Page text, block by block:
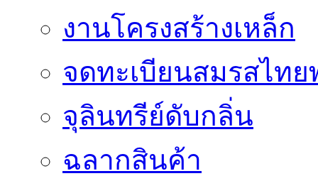
งานโครงสร้างเหล็ก
จดทะเบียนสมรสไท
จุลินทรีย์ดับกลิ่น
ฉลากสินค้า